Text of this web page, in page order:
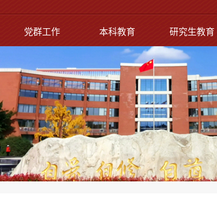
党群工作 本科教育 研究生教育
本科教育教学审核
评估
校友工作